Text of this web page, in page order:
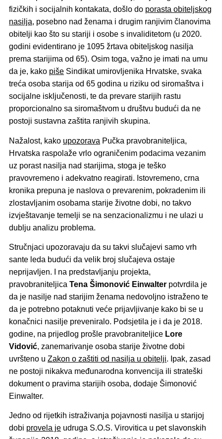
fizičkih i socijalnih kontakata, došlo do porasta obiteljskog
nasilja, posebno nad ženama i drugim ranjivim članovima
obitelji kao što su stariji i osobe s invaliditetom (u 2020.
godini evidentirano je 1095 žrtava obiteljskog nasilja
prema starijima od 65). Osim toga, važno je imati na umu
da je, kako piše Sindikat umirovljenika Hrvatske, svaka
treća osoba starija od 65 godina u riziku od siromaštva i
socijalne isključenosti, te da prevare starijih rastu
proporcionalno sa siromaštvom u društvu budući da ne
postoji sustavna zaštita ranjivih skupina.
Nažalost, kako upozorava Pučka pravobraniteljica,
Hrvatska raspolaže vrlo ograničenim podacima vezanim
uz porast nasilja nad starijima, stoga je teško
pravovremeno i adekvatno reagirati. Istovremeno, crna
kronika prepuna je naslova o prevarenim, pokradenim ili
zlostavljanim osobama starije životne dobi, no takvo
izvještavanje temelji se na senzacionalizmu i ne ulazi u
dublju analizu problema.
Stručnjaci upozoravaju da su takvi slučajevi samo vrh
sante leda budući da velik broj slučajeva ostaje
neprijavljen. I na predstavljanju projekta,
pravobraniteljica Tena Šimonović Einwalter potvrdila je
da je nasilje nad starijim ženama nedovoljno istraženo te
da je potrebno potaknuti veće prijavljivanje kako bi se u
konačnici nasilje preveniralo. Podsjetila je i da je 2018.
godine, na prijedlog prošle pravobraniteljice Lore
Vidović, zanemarivanje osoba starije životne dobi
uvršteno u Zakon o zaštiti od nasilja u obitelji. Ipak, zasad
ne postoji nikakva međunarodna konvencija ili strateški
dokument o pravima starijih osoba, dodaje Šimonović
Einwalter.
Jedno od rijetkih istraživanja pojavnosti nasilja u starijoj
dobi provela je udruga S.O.S. Virovitica u pet slavonskih